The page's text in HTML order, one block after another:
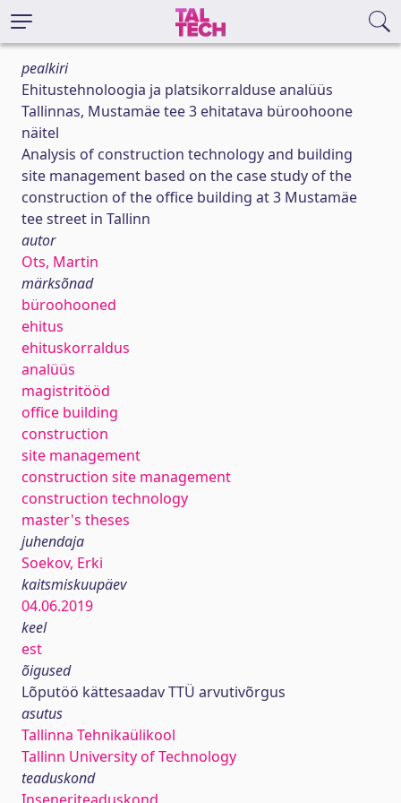
pealkiri
Ehitustehnoloogia ja platsikorralduse analüüs
Tallinnas, Mustamäe tee 3 ehitatava büroohoone
näitel
Analysis of construction technology and building
site management based on the case study of the
construction of the office building at 3 Mustamäe
tee street in Tallinn
autor
Ots, Martin
märksõnad
büroohooned
ehitus
ehituskorraldus
analüüs
magistritööd
office building
construction
site management
construction site management
construction technology
master's theses
juhendaja
Soekov, Erki
kaitsmiskuupäev
04.06.2019
keel
est
õigused
Lõputöö kättesaadav TTÜ arvutivõrgus
asutus
Tallinna Tehnikaülikool
Tallinn University of Technology
teaduskond